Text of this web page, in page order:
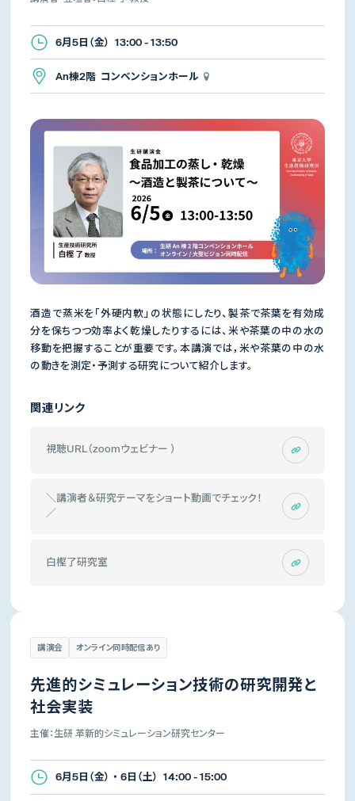
6月5日（金） 13:00 - 13:50
An棟2階 コンベンションホール
酒造で蒸米を「外硬内軟」の状態にしたり、製茶で茶葉を有効成
分を保ちつつ効率よく乾燥したりするには、米や茶葉の中の水の
移動を把握することが重要です。本講演では，米や茶葉の中の水
の動きを測定・予測する研究について紹介します。
関連リンク
視聴URL（zoomウェビナー ）
＼講演者＆研究テーマをショート動画でチェック！
／
白樫了研究室
講演会 オンライン同時配信あり
先進的シミュレーション技術の研究開発と
社会実装
主催：生研 革新的シミュレーション研究センター
6月5日（金） ・ 6日（土） 14:00 - 15:00